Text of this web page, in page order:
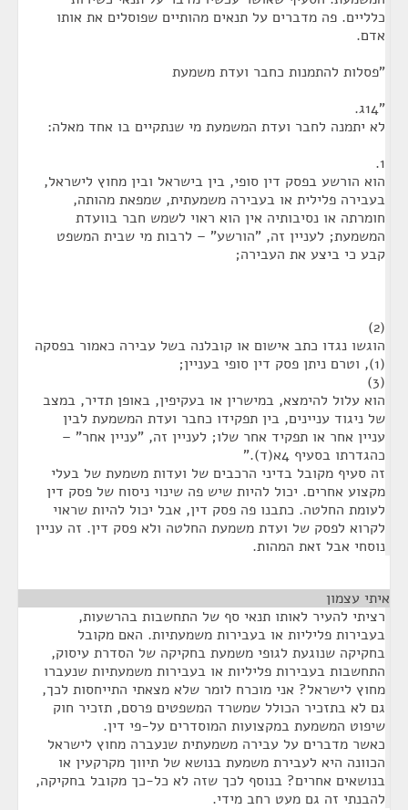
כלליים. פה מדברים על תנאים מהותיים שפוסלים את אותו
אדם.
"פסלות להתמנות כחבר ועדת משמעת
"14ג.
לא יתמנה לחבר ועדת המשמעת מי שנתקיים בו אחד מאלה:
1.
הוא הורשע בפסק דין סופי, בין בישראל ובין מחוץ לישראל,
בעבירה פלילית או בעבירה משמעתית, שמפאת מהותה,
חומרתה או נסיבותיה אין הוא ראוי לשמש חבר בוועדת
המשמעת; לעניין זה, "הורשע" – לרבות מי שבית המשפט
קבע כי ביצע את העבירה;
(2)
הוגשו נגדו כתב אישום או קובלנה בשל עבירה כאמור בפסקה
(1), וטרם ניתן פסק דין סופי בעניין;
(3)
הוא עלול להימצא, במישרין או בעקיפין, באופן תדיר, במצב
של ניגוד עניינים, בין תפקידו כחבר ועדת המשמעת לבין
עניין אחר או תפקיד אחר שלו; לעניין זה, "עניין אחר" –
כהגדרתו בסעיף 4א(ד)."
זה סעיף מקובל בדיני הרכבים של ועדות משמעת של בעלי
מקצוע אחרים. יכול להיות שיש פה שינוי ניסוח של פסק דין
לעומת החלטה. כתבנו פה פסק דין, אבל יכול להיות שראוי
לקרוא לפסק של ועדת משמעת החלטה ולא פסק דין. זה עניין
נוסחי אבל זאת המהות.
איתי עצמון
רציתי להעיר לאותו תנאי סף של התחשבות בהרשעות,
בעבירות פליליות או בעבירות משמעתיות. האם מקובל
בחקיקה שנוגעת לגופי משמעת בחקיקה של הסדרת עיסוק,
התחשבות בעבירות פליליות או בעבירות משמעתיות שנעברו
מחוץ לישראל? אני מוכרח לומר שלא מצאתי התייחסות לכך,
גם לא בתזכיר הכולל שמשרד המשפטים פרסם, תזכיר חוק
שיפוט המשמעת במקצועות המוסדרים על-פי דין.
כאשר מדברים על עבירה משמעתית שנעברה מחוץ לישראל
הכוונה היא לעבירת משמעת בנושא של תיווך מקרקעין או
בנושאים אחרים? בנוסף לכך שזה לא כל-כך מקובל בחקיקה,
להבנתי זה גם מעט רחב מידי.